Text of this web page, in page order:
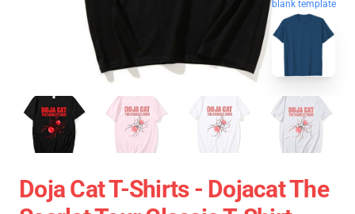
blank template
Doja Cat T-Shirts - Dojacat The